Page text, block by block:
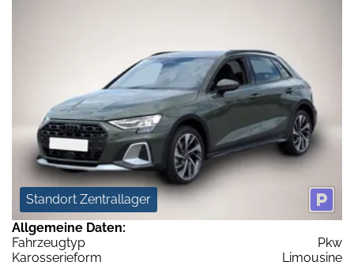
Standort Zentrallager
Allgemeine Daten:
Fahrzeugtyp
Pkw
Karosserieform
Limousine